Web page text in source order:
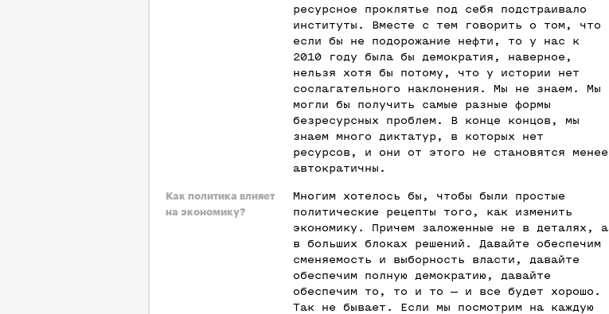
ресурсное проклятье под себя подстраивало
институты. Вместе с тем говорить о том, что
если бы не подорожание нефти, то у нас к
2010 году была бы демократия, наверное,
нельзя хотя бы потому, что у истории нет
сослагательного наклонения. Мы не знаем. Мы
могли бы получить самые разные формы
безресурсных проблем. В конце концов, мы
знаем много диктатур, в которых нет
ресурсов, и они от этого не становятся менее
автократичны.
Как политика влияет
на экономику?
Многим хотелось бы, чтобы были простые
политические рецепты того, как изменить
экономику. Причем заложенные не в деталях, а
в больших блоках решений. Давайте обеспечим
сменяемость и выборность власти, давайте
обеспечим полную демократию, давайте
обеспечим то, то и то — и все будет хорошо.
Так не бывает. Если мы посмотрим на каждую